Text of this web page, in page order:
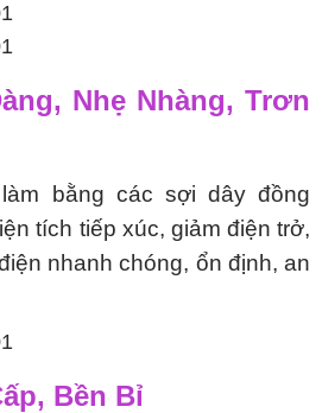
Nhẹ Nhàng, Trơn
bằng các sợi dây đồng
tích tiếp xúc, giảm điện trở,
nhanh chóng, ổn định, an
Bền Bỉ